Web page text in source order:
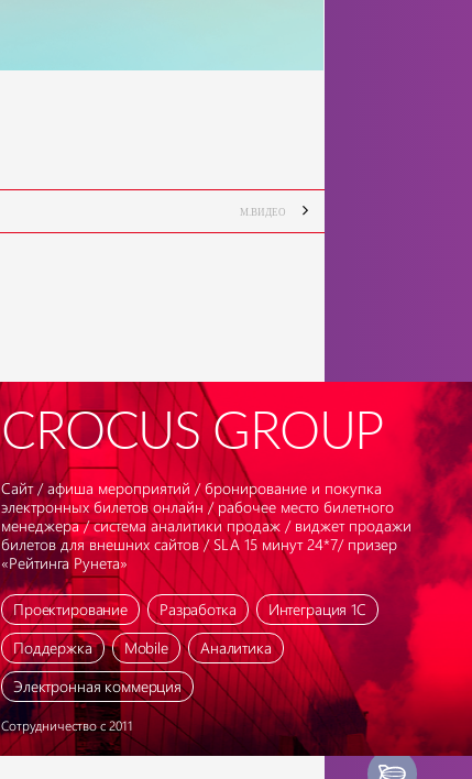
М.ВИДЕО
CROCUS GROUP
Сайт / афиша мероприятий / бронирование и покупка
электронных билетов онлайн / рабочее место билетного
менеджера / система аналитики продаж / виджет продажи
билетов для внешних сайтов / SLA 15 минут 24*7/ призер
«Рейтинга Рунета»
Проектирование Разработка
Интеграция 1С
Поддержка
Mobile
Аналитика
Электронная коммерция
Сотрудничество с 2011